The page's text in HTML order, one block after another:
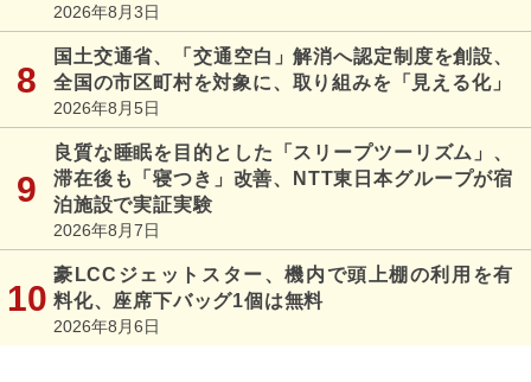
2026年8月3日
国土交通省、「交通空白」解消へ認定制度を創設、
全国の市区町村を対象に、取り組みを「見える化」
2026年8月5日
良質な睡眠を目的とした「スリープツーリズム」、
滞在後も「寝つき」改善、NTT東日本グループが宿
泊施設で実証実験
2026年8月7日
豪LCCジェットスター、機内で頭上棚の利用を有
料化、座席下バッグ1個は無料
2026年8月6日